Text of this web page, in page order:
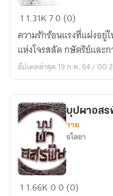
Love
Albatros
เจ้า
หัวใจ
คน(
DARK
KAFEL)
1 1.31K70 (0)
ความรักร้อนแรงที่แฝงอยู่
แห่งโจรสลัด กษัตริย์และ
อัปเดตล่าสุด 19 ก.พ. 64 /
บุปผา
บุปผาอสร
วาย
อไลอา
1 1.66K00 (0)